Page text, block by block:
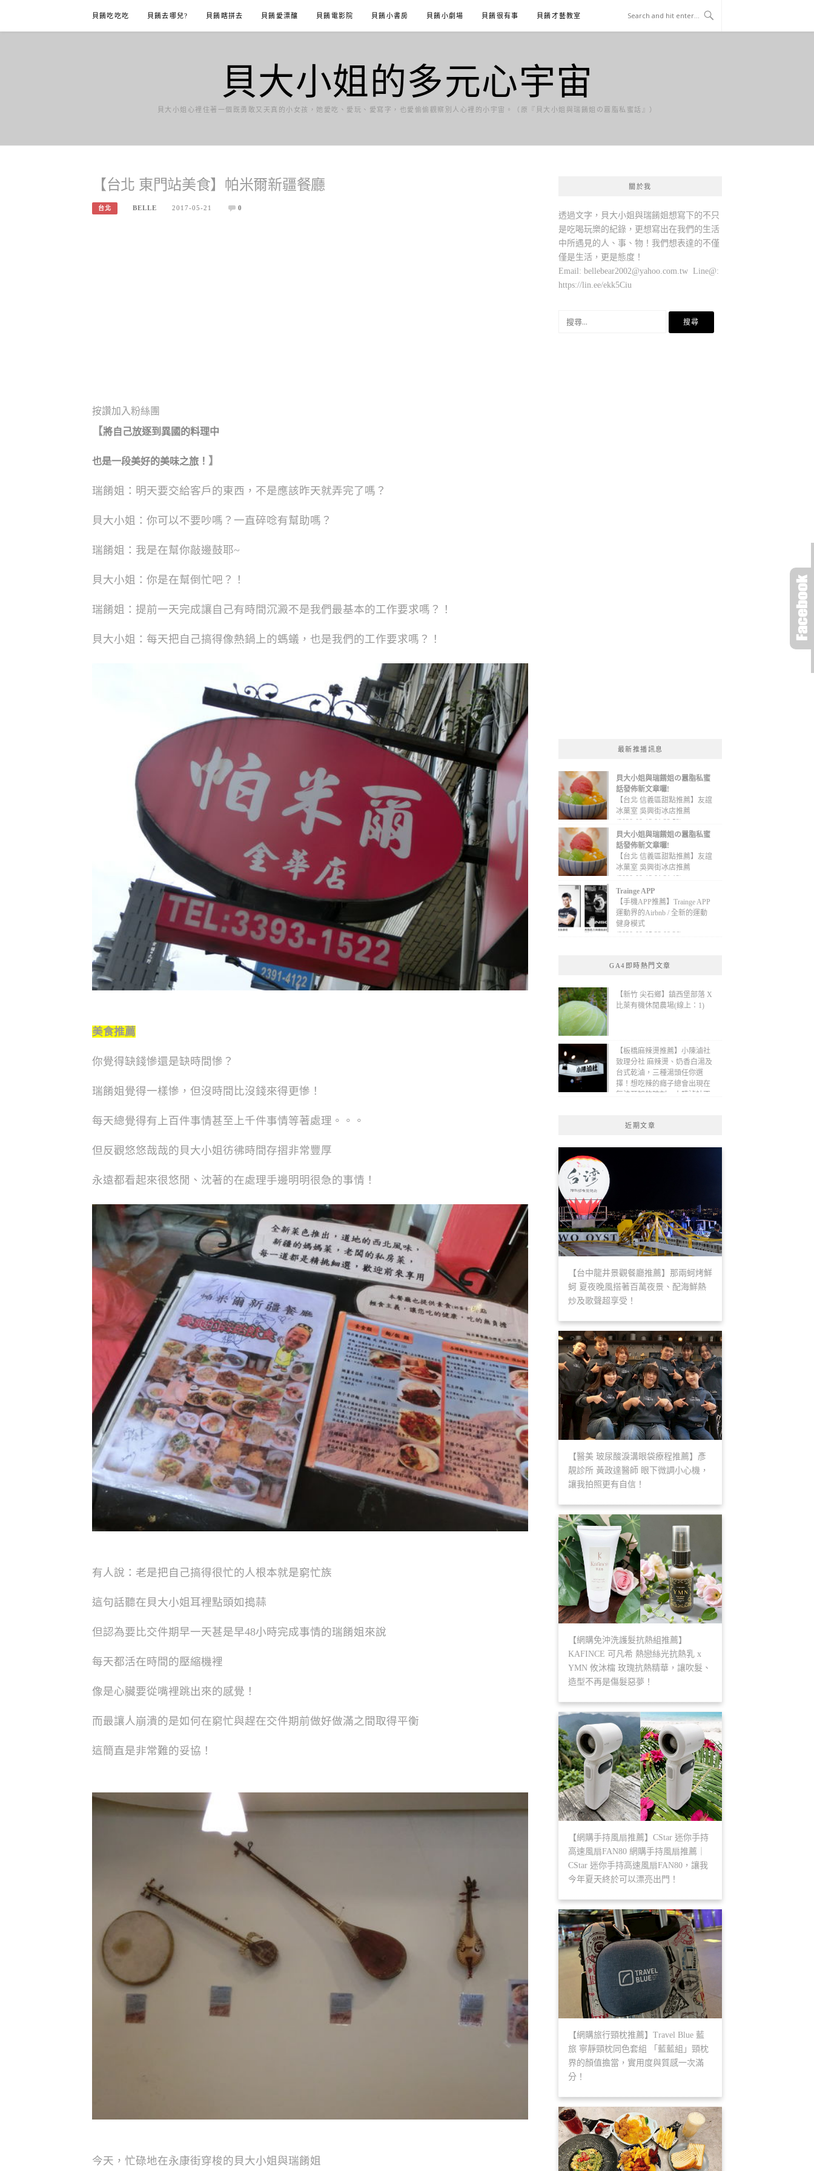
content
貝餚吃吃吃 貝餚去哪兒? 貝餚瞎拼去 貝餚愛漂釀 貝餚電影院 貝餚小書房 貝餚小劇場 貝餚很有事 貝餚才藝教室
貝大小姐的多元心宇宙
貝大小姐心裡住著一個既勇敢又天真的小女孩，她愛吃、愛玩、愛寫字，也愛偷偷觀察別人心裡的小宇宙。（原『貝大小姐與瑞餚姐の囂脂私蜜話』）
【台北 東門站美食】帕米爾新疆餐廳
台北 BELLE 2017-05-21 0
按讚加入粉絲團
【將自己放逐到異國的料理中
也是一段美好的美味之旅！ 】
瑞餚姐：明天要交給客戶的東西，不是應該昨天就弄完了嗎？
貝大小姐：你可以不要吵嗎？一直碎唸有幫助嗎？
瑞餚姐：我是在幫你敲邊鼓耶~
貝大小姐：你是在幫倒忙吧？！
瑞餚姐：提前一天完成讓自己有時間沉澱不是我們最基本的工作要求嗎？！
貝大小姐：每天把自己搞得像熱鍋上的螞蟻，也是我們的工作要求嗎？！
美食推薦
你覺得缺錢慘還是缺時間慘？
瑞餚姐覺得一樣慘，但沒時間比沒錢來得更慘！
每天總覺得有上百件事情甚至上千件事情等著處理。。。
但反觀悠悠哉哉的貝大小姐彷彿時間存摺非常豐厚
永遠都看起來很悠閒、沈著的在處理手邊明明很急的事情！
有人說：老是把自己搞得很忙的人根本就是窮忙族
這句話聽在貝大小姐耳裡點頭如搗蒜
但認為要比交件期早一天甚是早48小時完成事情的瑞餚姐來說
每天都活在時間的壓縮機裡
像是心臟要從嘴裡跳出來的感覺！
而最讓人崩潰的是如何在窮忙與趕在交件期前做好做滿之間取得平衡
這簡直是非常難的妥協！
今天，忙碌地在永康街穿梭的貝大小姐與瑞餚姐
關於我
透過文字，貝大小姐與瑞餚姐想寫下的不只
是吃喝玩樂的紀錄，更想寫出在我們的生活
中所遇見的人、事、物！我們想表達的不僅
僅是生活，更是態度！
Email: bellebear2002@yahoo.com.tw Line@:
https://lin.ee/ekk5Ciu
最新推播訊息
貝大小姐與瑞餚姐の囂脂私蜜
話發佈新文章囉!
【台北 信義區甜點推薦】友誼
冰菓室 吳興街冰店推薦
(2020-09-13 01:32:52)
貝大小姐與瑞餚姐の囂脂私蜜
話發佈新文章囉!
【台北 信義區甜點推薦】友誼
冰菓室 吳興街冰店推薦
(2020-09-13 01:31:12)
Trainge APP
【手機APP推薦】Trainge APP
運動界的Airbnb / 全新的運動
健身模式
(2020-09-05 22:08:36)
GA4即時熱門文章
【新竹 尖石鄉】鎮西堡部落 X
比萊有機休閒農場(線上：1)
【板橋麻辣燙推薦】小陳滷社
致理分社 麻辣燙、奶香白湯及
台式乾滷，三種湯頭任你選
擇！想吃辣的癮子總會出現在
無法預知的時刻，小陳滷社不
近期文章
【台中龍井景觀餐廳推薦】那兩蚵烤鮮
蚵 夏夜晚風搭著百萬夜景、配海鮮熱
炒及歌聲超享受！
【醫美 玻尿酸淚溝眼袋療程推薦】彥
靚診所 黃政達醫師 眼下微調小心機，
讓我拍照更有自信！
【網購免沖洗護髮抗熱組推薦】
KAFINCE 可凡希 熱戀絲光抗熱乳 x
YMN 攸沐橣 玫瑰抗熱精華，讓吹髮、
造型不再是傷髮惡夢！
【網購手持風扇推薦】CStar 迷你手持
高速風扇FAN80 網購手持風扇推薦｜
CStar 迷你手持高速風扇FAN80，讓我
今年夏天終於可以漂亮出門！
【網購旅行頸枕推薦】Travel Blue 藍
旅 寧靜頸枕同色套組 「藍藍組」頸枕
界的顏值擔當，實用度與質感一次滿
分！